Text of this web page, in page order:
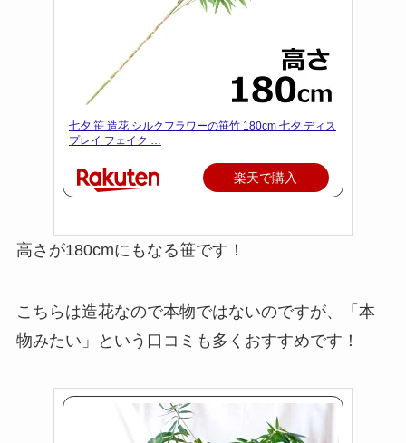
七夕 笹 造花 シルクフラワーの笹竹 180cm 七夕 ディス
プレイ フェイク …
楽天で購入
高さが180cmにもなる笹です！
こちらは造花なので本物ではないのですが、「本
物みたい」という口コミも多くおすすめです！